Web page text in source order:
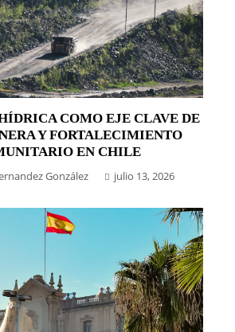
COMO EJE CLAVE DE
Y FORTALECIMIENTO
EN CHILE
González julio 13, 2026